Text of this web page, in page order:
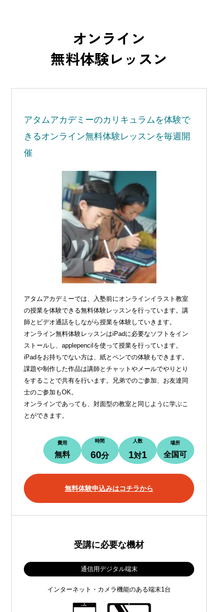
オンライン
無料体験レッスン
アタムアカデミーのカリキュラムを体験で
きるオンライン無料体験レッスンを毎週開
催
アタムアカデミーでは、入塾前にオンラインイラスト教室
の授業を体験できる無料体験レッスンを行っています。講
師とビデオ通話をしながら授業を体験していきます。
オンライン無料体験レッスンはiPadに必要なソフトをイン
ストールし、applepencilを使って授業を行っています。
iPadをお持ちでない方は、紙とペンでの体験もできます。
課題や制作した作品は講師とチャットやメールでやりとり
をすることで共有を行います。兄弟でのご参加、お友達同
士のご参加もOK。
オンラインであっても、対面型の教室と同じように学ぶこ
とができます。
費用
無料
時間
60分
人数
1対1
場所
全国可
無料体験申込みはコチラから
受講に必要な機材
通信用デジタル端末
インターネット・カメラ機能のある端末1台